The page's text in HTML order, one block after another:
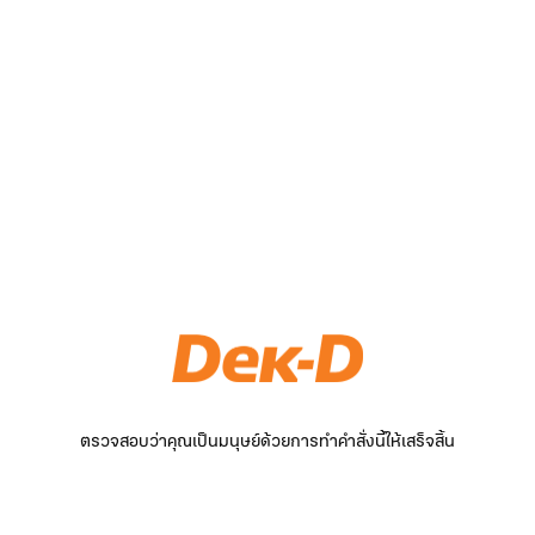
ตรวจสอบว่าคุณเป็นมนุษย์ด้วยการทำคำสั่งนี้ให้เสร็จสิ้น